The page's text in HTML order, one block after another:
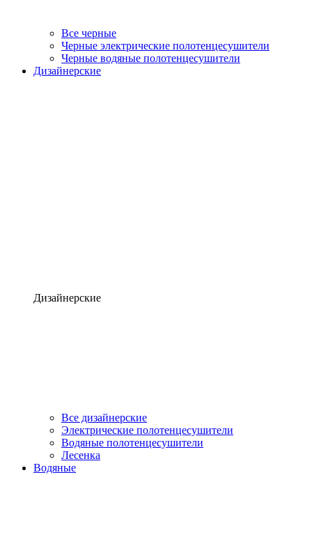
Все черные
Черные электрические полотенцесушители
Черные водяные полотенцесушители
Дизайнерские
Дизайнерские
Все дизайнерские
Электрические полотенцесушители
Водяные полотенцесушители
Лесенка
Водяные